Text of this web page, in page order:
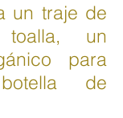
un traje de
un
para
de